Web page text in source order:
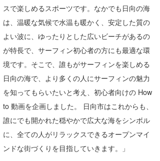
スで楽しめるスポーツです。なかでも日向の海
は、温暖な気候で水温も暖かく、安定した質の
よい波に、ゆったりとした広いビーチがあるの
が特長で、サーフィン初心者の方にも最適な環
境です。そこで、誰もがサーフィンを楽しめる
日向の海で、より多くの人にサーフィンの魅力
を知ってもらいたいと考え、初心者向けの How
to 動画を企画しました。 日向市はこれからも、
誰にでも開かれた穏やかで広大な海をシンボル
に、全ての人がリラックスできるオープンマイ
ンドな街づくりを目指していきます。」
Mr.K
Romisea